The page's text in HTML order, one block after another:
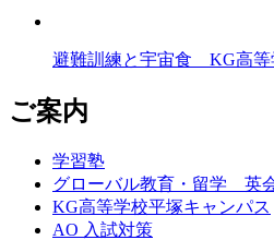
避難訓練と宇宙食 KG高等
ご案内
学習塾
グローバル教育・留学 英
KG高等学校平塚キャンパス
AO 入試対策